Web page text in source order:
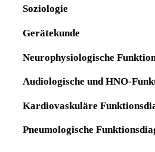
Soziologie
Gerätekunde
Neurophysiologische
Audiologische und HNO-
Kardiovaskuläre
Pneumologische